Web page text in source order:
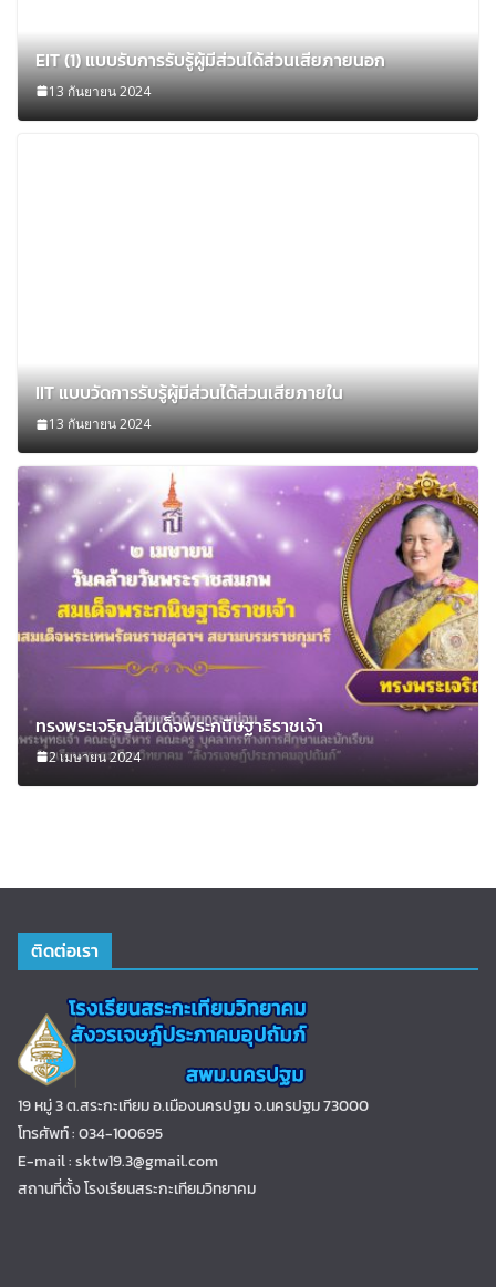
EIT (1) แบบรับการรับรู้ผู้มีส่วนได้ส่วนเสียภายนอก
13 กันยายน 2024
IIT แบบวัดการรับรู้ผู้มีส่วนได้ส่วนเสียภายใน
13 กันยายน 2024
ทรงพระเจริญสมเด็จพระกนิษฐาธิราชเจ้า
2 เมษายน 2024
ติดต่อเรา
19 หมู่ 3 ต.สระกะเทียม อ.เมืองนครปฐม จ.นครปฐม 73000
โทรศัพท์ : 034-100695
E-mail : sktw19.3@gmail.com
สถานที่ตั้ง โรงเรียนสระกะเทียมวิทยาคม